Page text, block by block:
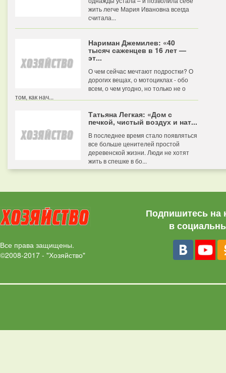
жить легче Мария Ивановна всегда
считала...
Нариман Джемилев: «40
тысяч саженцев в 16 лет —
эт...
О чем сейчас мечтают подростки? О
дорогих вещах, о мотоциклах - обо
всем, о чем угодно, но только не о
том, как нач...
Татьяна Легкая: «Дом с
печкой, чистый воздух и нат...
В последнее время стало появляться
все больше ценителей простой
деревенской жизни. Люди не хотят
жить в спешке в бо...
Все права защищены.
©2008-2017 - "Хозяйство"
Подпишитесь на
в